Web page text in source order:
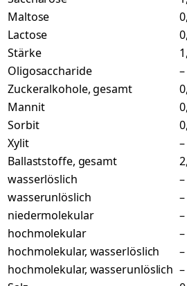
Maltose
Lactose
Stärke
Oligosaccharide
Zuckeralkohole, gesamt
Mannit
Sorbit
Xylit
Ballaststoffe, gesamt
wasserlöslich
wasserunlöslich
niedermolekular
hochmolekular
hochmolekular, wasserlöslich
hochmolekular, wasserunlöslich